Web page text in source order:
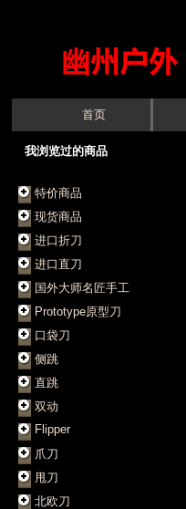
首页
我浏览过的商品
特价商品
现货商品
进口折刀
进口直刀
国外大师名匠手工
Prototype原型刀
口袋刀
侧跳
直跳
双动
Flipper
爪刀
甩刀
北欧刀